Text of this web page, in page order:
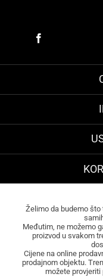
Želimo da budemo
Međutim, ne možemo
proizvod u svakom
Cijene na online
prodajnom objektu.
možete provjeriti